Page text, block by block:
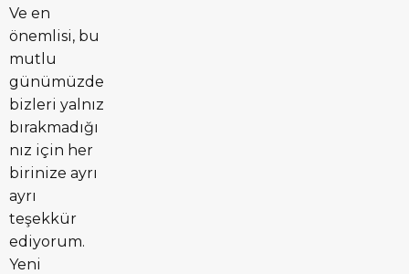
Ve en
önemlisi, bu
mutlu
günümüzde
bizleri yalnız
bırakmadığı
nız için her
birinize ayrı
ayrı
teşekkür
ediyorum.
Yeni